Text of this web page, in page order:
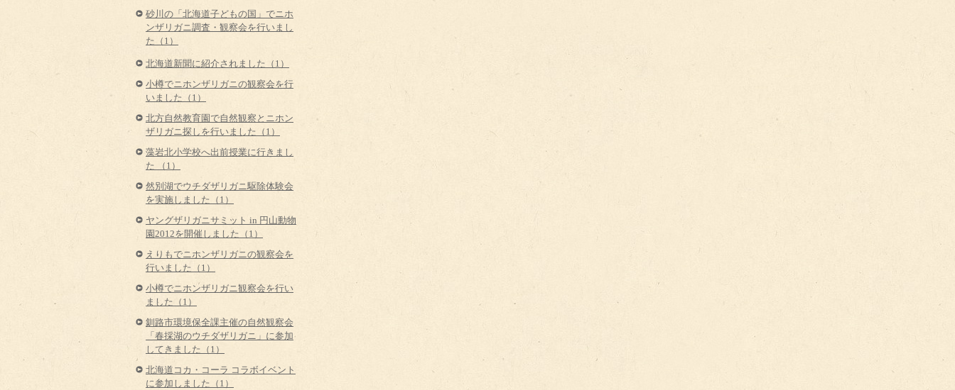
砂川の「北海道子どもの国」でニホ
ンザリガニ調査・観察会を行いまし
た（1）
北海道新聞に紹介されました（1）
小樽でニホンザリガニの観察会を行
いました（1）
北方自然教育園で自然観察とニホン
ザリガニ探しを行いました（1）
藻岩北小学校へ出前授業に行きまし
た （1）
然別湖でウチダザリガニ駆除体験会
を実施しました（1）
ヤングザリガニサミット in 円山動物
園2012を開催しました（1）
えりもでニホンザリガニの観察会を
行いました（1）
小樽でニホンザリガニ観察会を行い
ました（1）
釧路市環境保全課主催の自然観察会
「春採湖のウチダザリガニ」に参加
してきました（1）
北海道コカ・コーラ コラボイベント
に参加しました（1）